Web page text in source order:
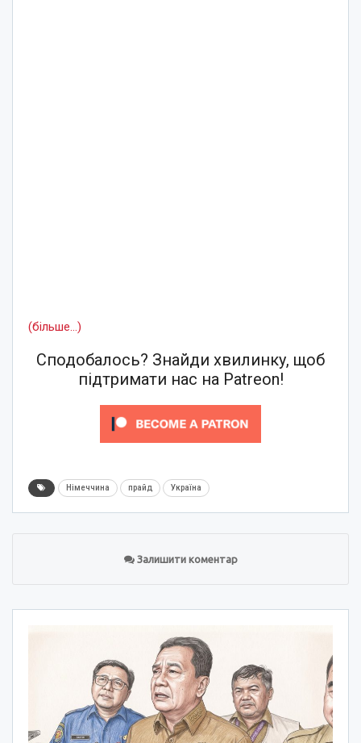
(більше…)
Сподобалось? Знайди хвилинку, щоб
підтримати нас на Patreon!
Німеччина прайд Україна
Залишити коментар